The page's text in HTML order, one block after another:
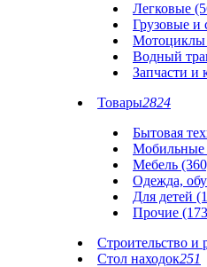
Легковые
Грузовые и
Мотоциклы
Водный
Запчасти и
Товары2824
Бытовая
Мобильные
Мебель
Одежда,
Для детей
Прочие
Строительство и
Стол находок251